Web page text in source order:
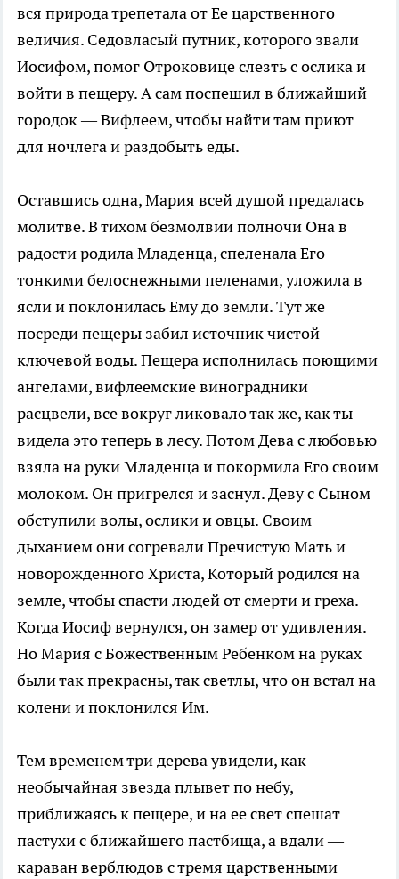
вся природа трепетала от Ее царственного
величия. Седовласый путник, которого звали
Иосифом, помог Отроковице слезть с ослика и
войти в пещеру. А сам поспешил в ближайший
городок — Вифлеем, чтобы найти там приют
для ночлега и раздобыть еды.
Оставшись одна, Мария всей душой предалась
молитве. В тихом безмолвии полночи Она в
радости родила Младенца, спеленала Его
тонкими белоснежными пеленами, уложила в
ясли и поклонилась Ему до земли. Тут же
посреди пещеры забил источник чистой
ключевой воды. Пещера исполнилась поющими
ангелами, вифлеемские виноградники
расцвели, все вокруг ликовало так же, как ты
видела это теперь в лесу. Потом Дева с любовью
взяла на руки Младенца и покормила Его своим
молоком. Он пригрелся и заснул. Деву с Сыном
обступили волы, ослики и овцы. Своим
дыханием они согревали Пречистую Мать и
новорожденного Христа, Который родился на
земле, чтобы спасти людей от смерти и греха.
Когда Иосиф вернулся, он замер от удивления.
Но Мария с Божественным Ребенком на руках
были так прекрасны, так светлы, что он встал на
колени и поклонился Им.
Тем временем три дерева увидели, как
необычайная звезда плывет по небу,
приближаясь к пещере, и на ее свет спешат
пастухи с ближайшего пастбища, а вдали —
караван верблюдов с тремя царственными